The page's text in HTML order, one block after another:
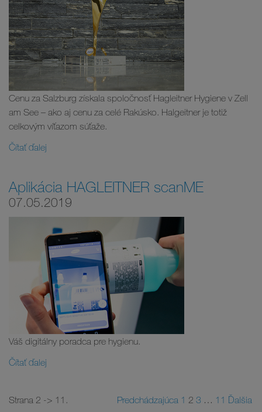
Cenu za Salzburg získala spoločnosť Hagleitner Hygiene v Zell
am See – ako aj cenu za celé Rakúsko. Halgeitner je totiž
celkovým víťazom súťaže.
Čítať ďalej
Aplikácia HAGLEITNER scanME
07.05.2019
Váš digitálny poradca pre hygienu.
Čítať ďalej
Strana 2 -> 11. Predchádzajúca 1 2 3 … 11 Ďalšia